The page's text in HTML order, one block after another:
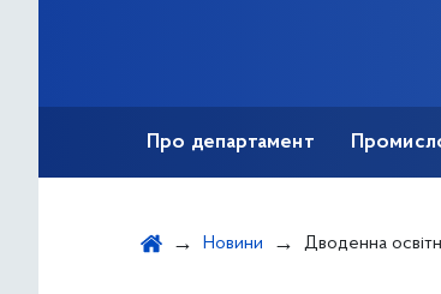
Про департамент
Новини Дводенна освітня програма на тему: «Кібербезпека – нові